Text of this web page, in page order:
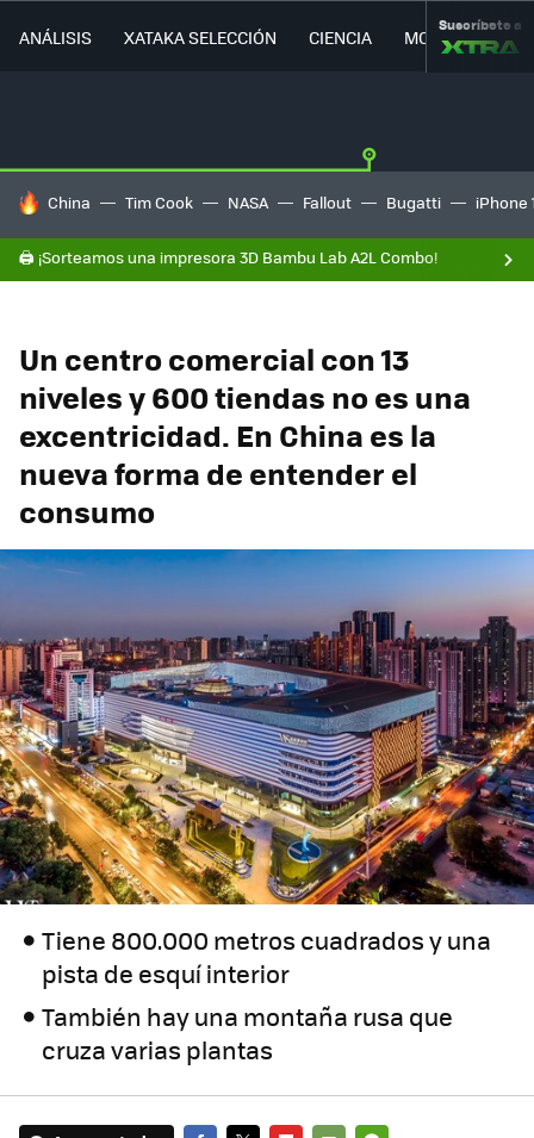
ANÁLISIS XATAKA SELECCIÓN CIENCIA MOVILIDAD
Suscríbete a
HOY SE HABLA DE
China Tim Cook NASA Fallout Bugatti iPhone
🖨️ ¡Sorteamos una impresora 3D Bambu Lab A2L Combo!
Un centro comercial con 13
niveles y 600 tiendas no es una
excentricidad. En China es la
nueva forma de entender el
consumo
Tiene 800.000 metros cuadrados y una
pista de esquí interior
También hay una montaña rusa que
cruza varias plantas